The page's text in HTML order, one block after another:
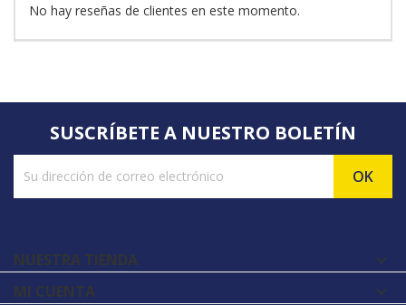
No hay reseñas de clientes en este momento.
SUSCRÍBETE A NUESTRO BOLETÍN
NUESTRA TIENDA 
MI CUENTA 